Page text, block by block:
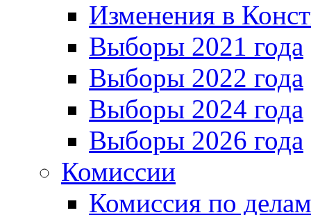
Изменения в
Выборы 2021 года
Выборы 2022 года
Выборы 2024 года
Выборы 2026 года
Комиссии
Комиссия по